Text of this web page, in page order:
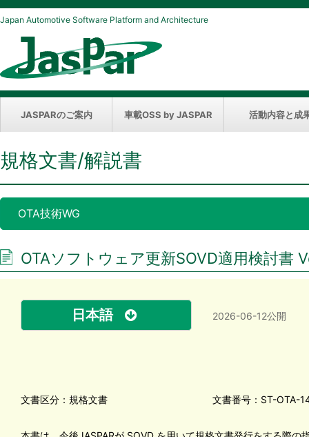
Japan Automotive Software Platform and Architecture
JASPARのご案内 車載OSS by JASPAR 活動内容と成
規格文書/解説書
OTA技術WG
OTAソフトウェア更新SOVD適用検討書
日本語 2026-06-12公開
文書区分：規格文書 文書番号：ST-OTA-